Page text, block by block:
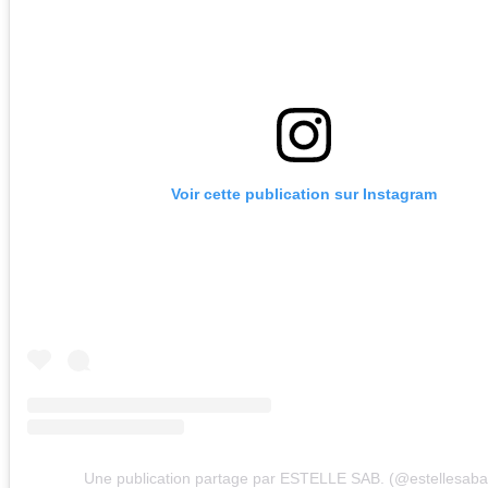
Voir cette publication sur Instagram
Une publication partage par ESTELLE SAB.